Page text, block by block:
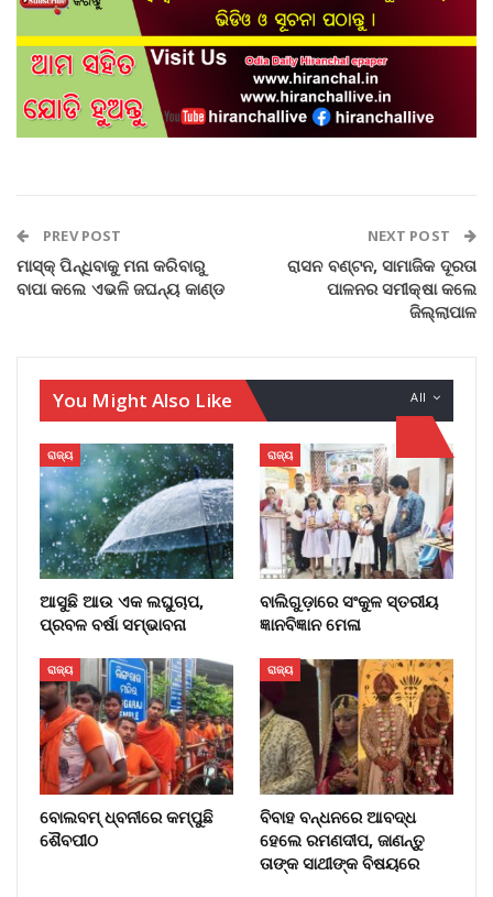
PREV POST
ମାସ୍କ୍ ପିନ୍ଧିବାକୁ ମନା କରିବାରୁ
ବାପା କଲେ ଏଭଳି ଜଘନ୍ୟ କାଣ୍ଡ
NEXT POST
ରାସନ ବଣ୍ଟନ, ସାମାଜିକ ଦୂରତା
ପାଳନର ସମୀକ୍ଷା କଲେ
ଜିଲ୍ଲାପାଳ
All
You Might Also Like
ରାଜ୍ୟ
ଆସୁଛି ଆଉ ଏକ ଲଘୁଚାପ,
ପ୍ରବଳ ବର୍ଷା ସମ୍ଭାବନା
ରାଜ୍ୟ
ବାଲିଗୁଡ଼ାରେ ସଂକୁଳ ସ୍ତରୀୟ
ଜ୍ଞାନବିଜ୍ଞାନ ମେଳା
ରାଜ୍ୟ
ବୋଲବମ୍ ଧ୍ବନୀରେ କମ୍ପୁଛି
ଶୈବପୀଠ
ରାଜ୍ୟ
ବିବାହ ବନ୍ଧନରେ ଆବଦ୍ଧ
ହେଲେ ରମଣଦୀପ, ଜାଣନ୍ତୁ
ତାଙ୍କ ସାଥୀଙ୍କ ବିଷୟରେ